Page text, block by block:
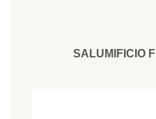
SALUMIFICIO